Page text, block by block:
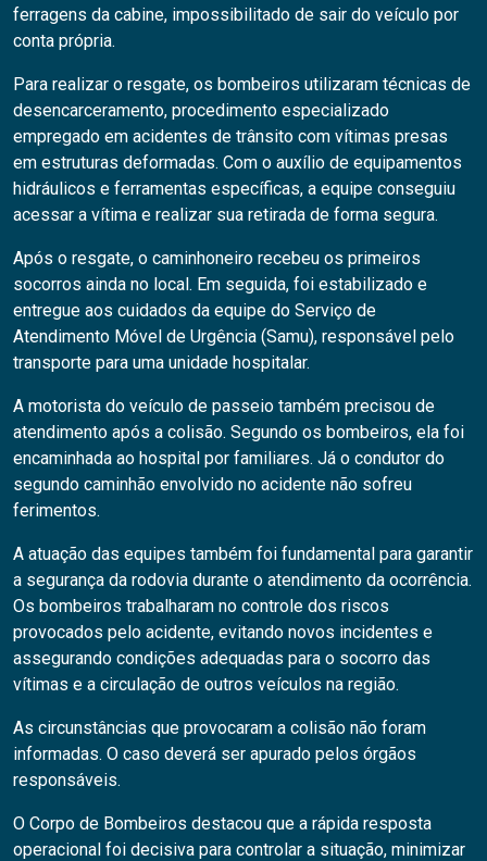
ferragens da cabine, impossibilitado de sair do veículo por
conta própria.
Para realizar o resgate, os bombeiros utilizaram técnicas de
desencarceramento, procedimento especializado
empregado em acidentes de trânsito com vítimas presas
em estruturas deformadas. Com o auxílio de equipamentos
hidráulicos e ferramentas específicas, a equipe conseguiu
acessar a vítima e realizar sua retirada de forma segura.
Após o resgate, o caminhoneiro recebeu os primeiros
socorros ainda no local. Em seguida, foi estabilizado e
entregue aos cuidados da equipe do Serviço de
Atendimento Móvel de Urgência (Samu), responsável pelo
transporte para uma unidade hospitalar.
A motorista do veículo de passeio também precisou de
atendimento após a colisão. Segundo os bombeiros, ela foi
encaminhada ao hospital por familiares. Já o condutor do
segundo caminhão envolvido no acidente não sofreu
ferimentos.
A atuação das equipes também foi fundamental para garantir
a segurança da rodovia durante o atendimento da ocorrência.
Os bombeiros trabalharam no controle dos riscos
provocados pelo acidente, evitando novos incidentes e
assegurando condições adequadas para o socorro das
vítimas e a circulação de outros veículos na região.
As circunstâncias que provocaram a colisão não foram
informadas. O caso deverá ser apurado pelos órgãos
responsáveis.
O Corpo de Bombeiros destacou que a rápida resposta
operacional foi decisiva para controlar a situação, minimizar